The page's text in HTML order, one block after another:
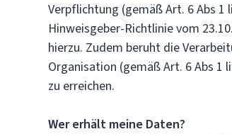
Verpflichtung (gemäß Art. 6 Abs 1
Hinweisgeber-Richtlinie vom
hierzu. Zudem beruht die
Organisation (gemäß Art. 6 Abs 1
zu erreichen.
Wer erhält meine Daten?